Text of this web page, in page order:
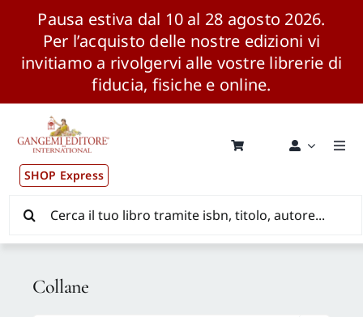
Pausa estiva dal 10 al 28 agosto 2026.
Per l’acquisto delle nostre edizioni vi
invitiamo a rivolgervi alle vostre librerie di
fiducia, fisiche e online.
contenuto
SHOP Express
Pubblicazioni
News ed Eventi
Distribuzione Wolrdwide
per:
Collane